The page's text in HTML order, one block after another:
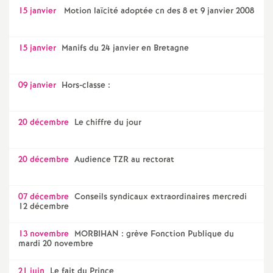
15 janvier Motion laïcité adoptée cn des 8 et 9 janvier 2008
15 janvier Manifs du 24 janvier en Bretagne
09 janvier Hors-classe :
20 décembre Le chiffre du jour
20 décembre Audience TZR au rectorat
07 décembre Conseils syndicaux extraordinaires mercredi
12 décembre
13 novembre MORBIHAN : grève Fonction Publique du
mardi 20 novembre